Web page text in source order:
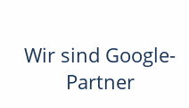
Wir sind Google-
Partner